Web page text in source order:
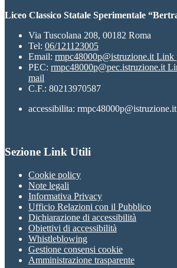
Liceo Classico Statale Sperimentale
Via Tuscolana 208, 00182 Roma
Tel: 06/121123005
Email: rmpc48000p@istruzione.itLink
PEC: rmpc48000p@pec.istruzione.it
mail
C.F.: 80213970587
accessibilita: rmpc48000p@istruzione.it
Sezione Link Utili
Cookie policy
Note legali
Informativa Privacy
Ufficio Relazioni con il Pubblico
Dichiarazione di accessibilità
Obiettivi di accessibilità
Whistleblowing
Gestione consensi cookie
Amministrazione trasparente